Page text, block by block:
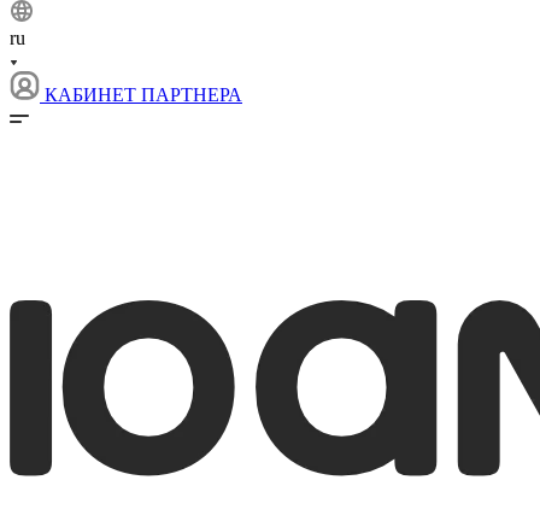
ru
КАБИНЕТ ПАРТНЕРА